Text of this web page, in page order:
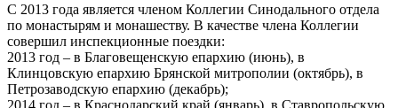
С 2013 года является членом Коллегии Синодального отдела
по монастырям и монашеству. В качестве члена Коллегии
совершил инспекционные поездки:
2013 год – в Благовещенскую епархию (июнь), в
Клинцовскую епархию Брянской митрополии (октябрь), в
Петрозаводскую епархию (декабрь);
2014 год – в Краснодарский край (январь), в Ставропольскую